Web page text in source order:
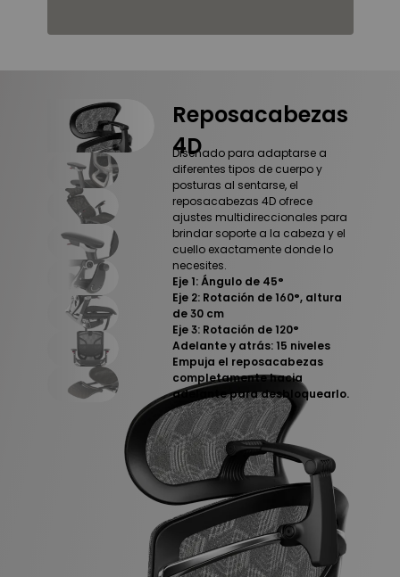
Reposacabezas
4D
Diseñado para adaptarse a
diferentes tipos de cuerpo y
posturas al sentarse, el
reposacabezas 4D ofrece
ajustes multidireccionales para
brindar soporte a la cabeza y el
cuello exactamente donde lo
necesites.
Eje 1: Ángulo de 45°
Eje 2: Rotación de 160°, altura
de 30 cm
Eje 3: Rotación de 120°
Adelante y atrás: 15 niveles
Empuja el reposacabezas
completamente hacia
adelante para desbloquearlo.